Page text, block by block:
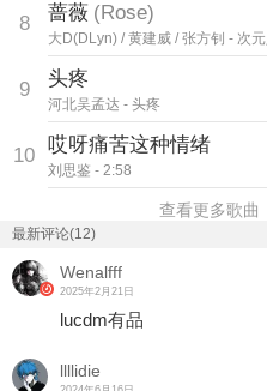
8 蔷薇 (Rose)
大D(DLyn) / 黄建威 / 张方钊 - 次
9 头疼
河北吴孟达 - 头疼
10 哎呀痛苦这种情绪
刘思鉴 - 2:58
查看更多歌曲
最新评论(12)
Wenalfff
2025年2月21日
lucdm有品
llllidie